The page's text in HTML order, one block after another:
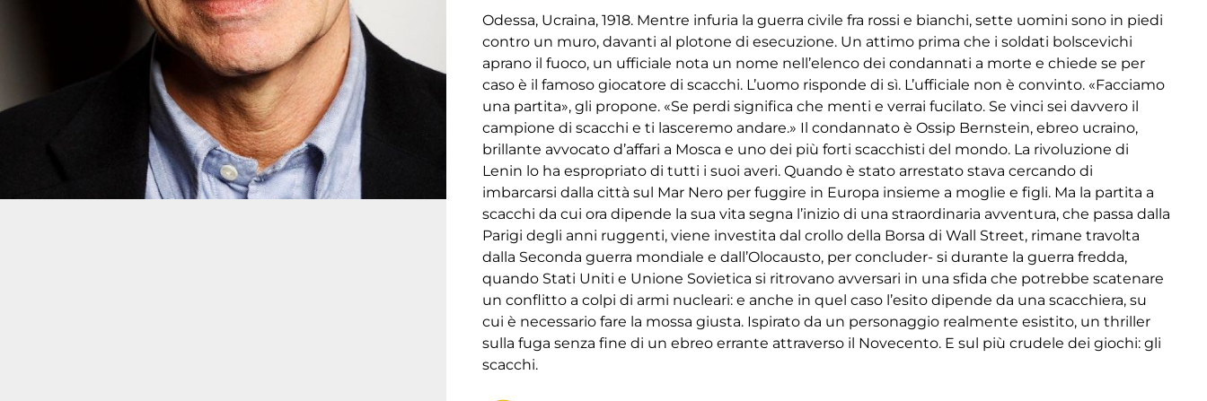
Odessa, Ucraina, 1918. Mentre infuria la guerra civile fra rossi e bianchi, sette uomini sono in piedi
contro un muro, davanti al plotone di esecuzione. Un attimo prima che i soldati bolscevichi
aprano il fuoco, un ufficiale nota un nome nell’elenco dei condannati a morte e chiede se per
caso è il famoso giocatore di scacchi. L’uomo risponde di sì. L’ufficiale non è convinto. «Facciamo
una partita», gli propone. «Se perdi significa che menti e verrai fucilato. Se vinci sei davvero il
campione di scacchi e ti lasceremo andare.» Il condannato è Ossip Bernstein, ebreo ucraino,
brillante avvocato d’affari a Mosca e uno dei più forti scacchisti del mondo. La rivoluzione di
Lenin lo ha espropriato di tutti i suoi averi. Quando è stato arrestato stava cercando di
imbarcarsi dalla città sul Mar Nero per fuggire in Europa insieme a moglie e figli. Ma la partita a
scacchi da cui ora dipende la sua vita segna l’inizio di una straordinaria avventura, che passa dalla
Parigi degli anni ruggenti, viene investita dal crollo della Borsa di Wall Street, rimane travolta
dalla Seconda guerra mondiale e dall’Olocausto, per concluder- si durante la guerra fredda,
quando Stati Uniti e Unione Sovietica si ritrovano avversari in una sfida che potrebbe scatenare
un conflitto a colpi di armi nucleari: e anche in quel caso l’esito dipende da una scacchiera, su
cui è necessario fare la mossa giusta. Ispirato da un personaggio realmente esistito, un thriller
sulla fuga senza fine di un ebreo errante attraverso il Novecento. E sul più crudele dei giochi: gli
scacchi.